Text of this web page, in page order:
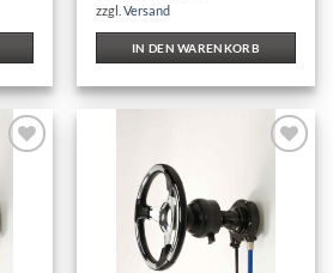
zzgl.Versand
IN DEN WARENKORB